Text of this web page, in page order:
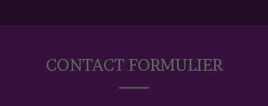
CONTACT FORMULIER